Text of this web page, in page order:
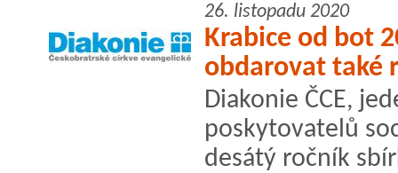
26. listopadu 2020
Krabice od bot
obdarovat také
Diakonie ČCE,
poskytovatelů
desátý ročník